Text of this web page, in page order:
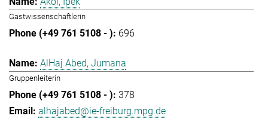
Gastwissenschaftlerin
696
AlHaj Abed, Jumana
Gruppenleiterin
378
alhajabed@ie-freiburg.mpg.de